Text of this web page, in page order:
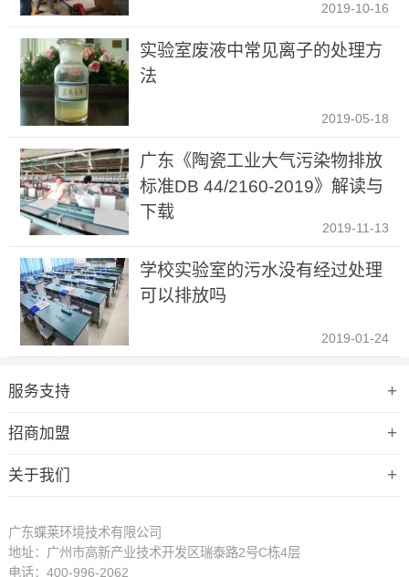
多数新污染物的风险是具有长期危害的、隐蔽性的，其短期危害并不
到环境甚至人体中。
新污染物具有很高的稳定性，在环境中难以降解且容易在生态系统中
介质实现长距离迁移或顺着食物链扩散。
2019-10-16
实验室废液中常见离子的处理方
法
2019-05-18
广东《陶瓷工业大气污染物排放
标准DB 44/2160-2019》解读与
下载
2019-11-13
学校实验室的污水没有经过处理
可以排放吗
2019-01-24
服务支持
招商加盟
关于我们
广东蝶莱环境技术有限公司
地址：广州市高新产业技术开发区瑞泰路2号C栋4层
电话：400-996-2062